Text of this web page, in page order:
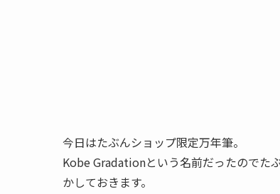
今日はたぶんショップ限定万年筆。
Kobe Gradationという名前だったのでた
かしておきます。